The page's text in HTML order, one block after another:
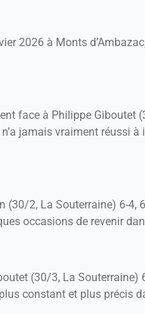
2026 à Monts
face à Philippe Giboutet
jamais vraiment réussi
2, La Souterraine) 6-4,
occasions de revenir
(30/3, La
constant et plus précis